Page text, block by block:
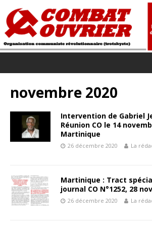
novembre 2020
Intervention de Gabriel
Réunion CO le 14
Martinique
26 décembre 2020 La
Martinique : Tract
journal CO N°1252, 28
26 décembre 2020 La